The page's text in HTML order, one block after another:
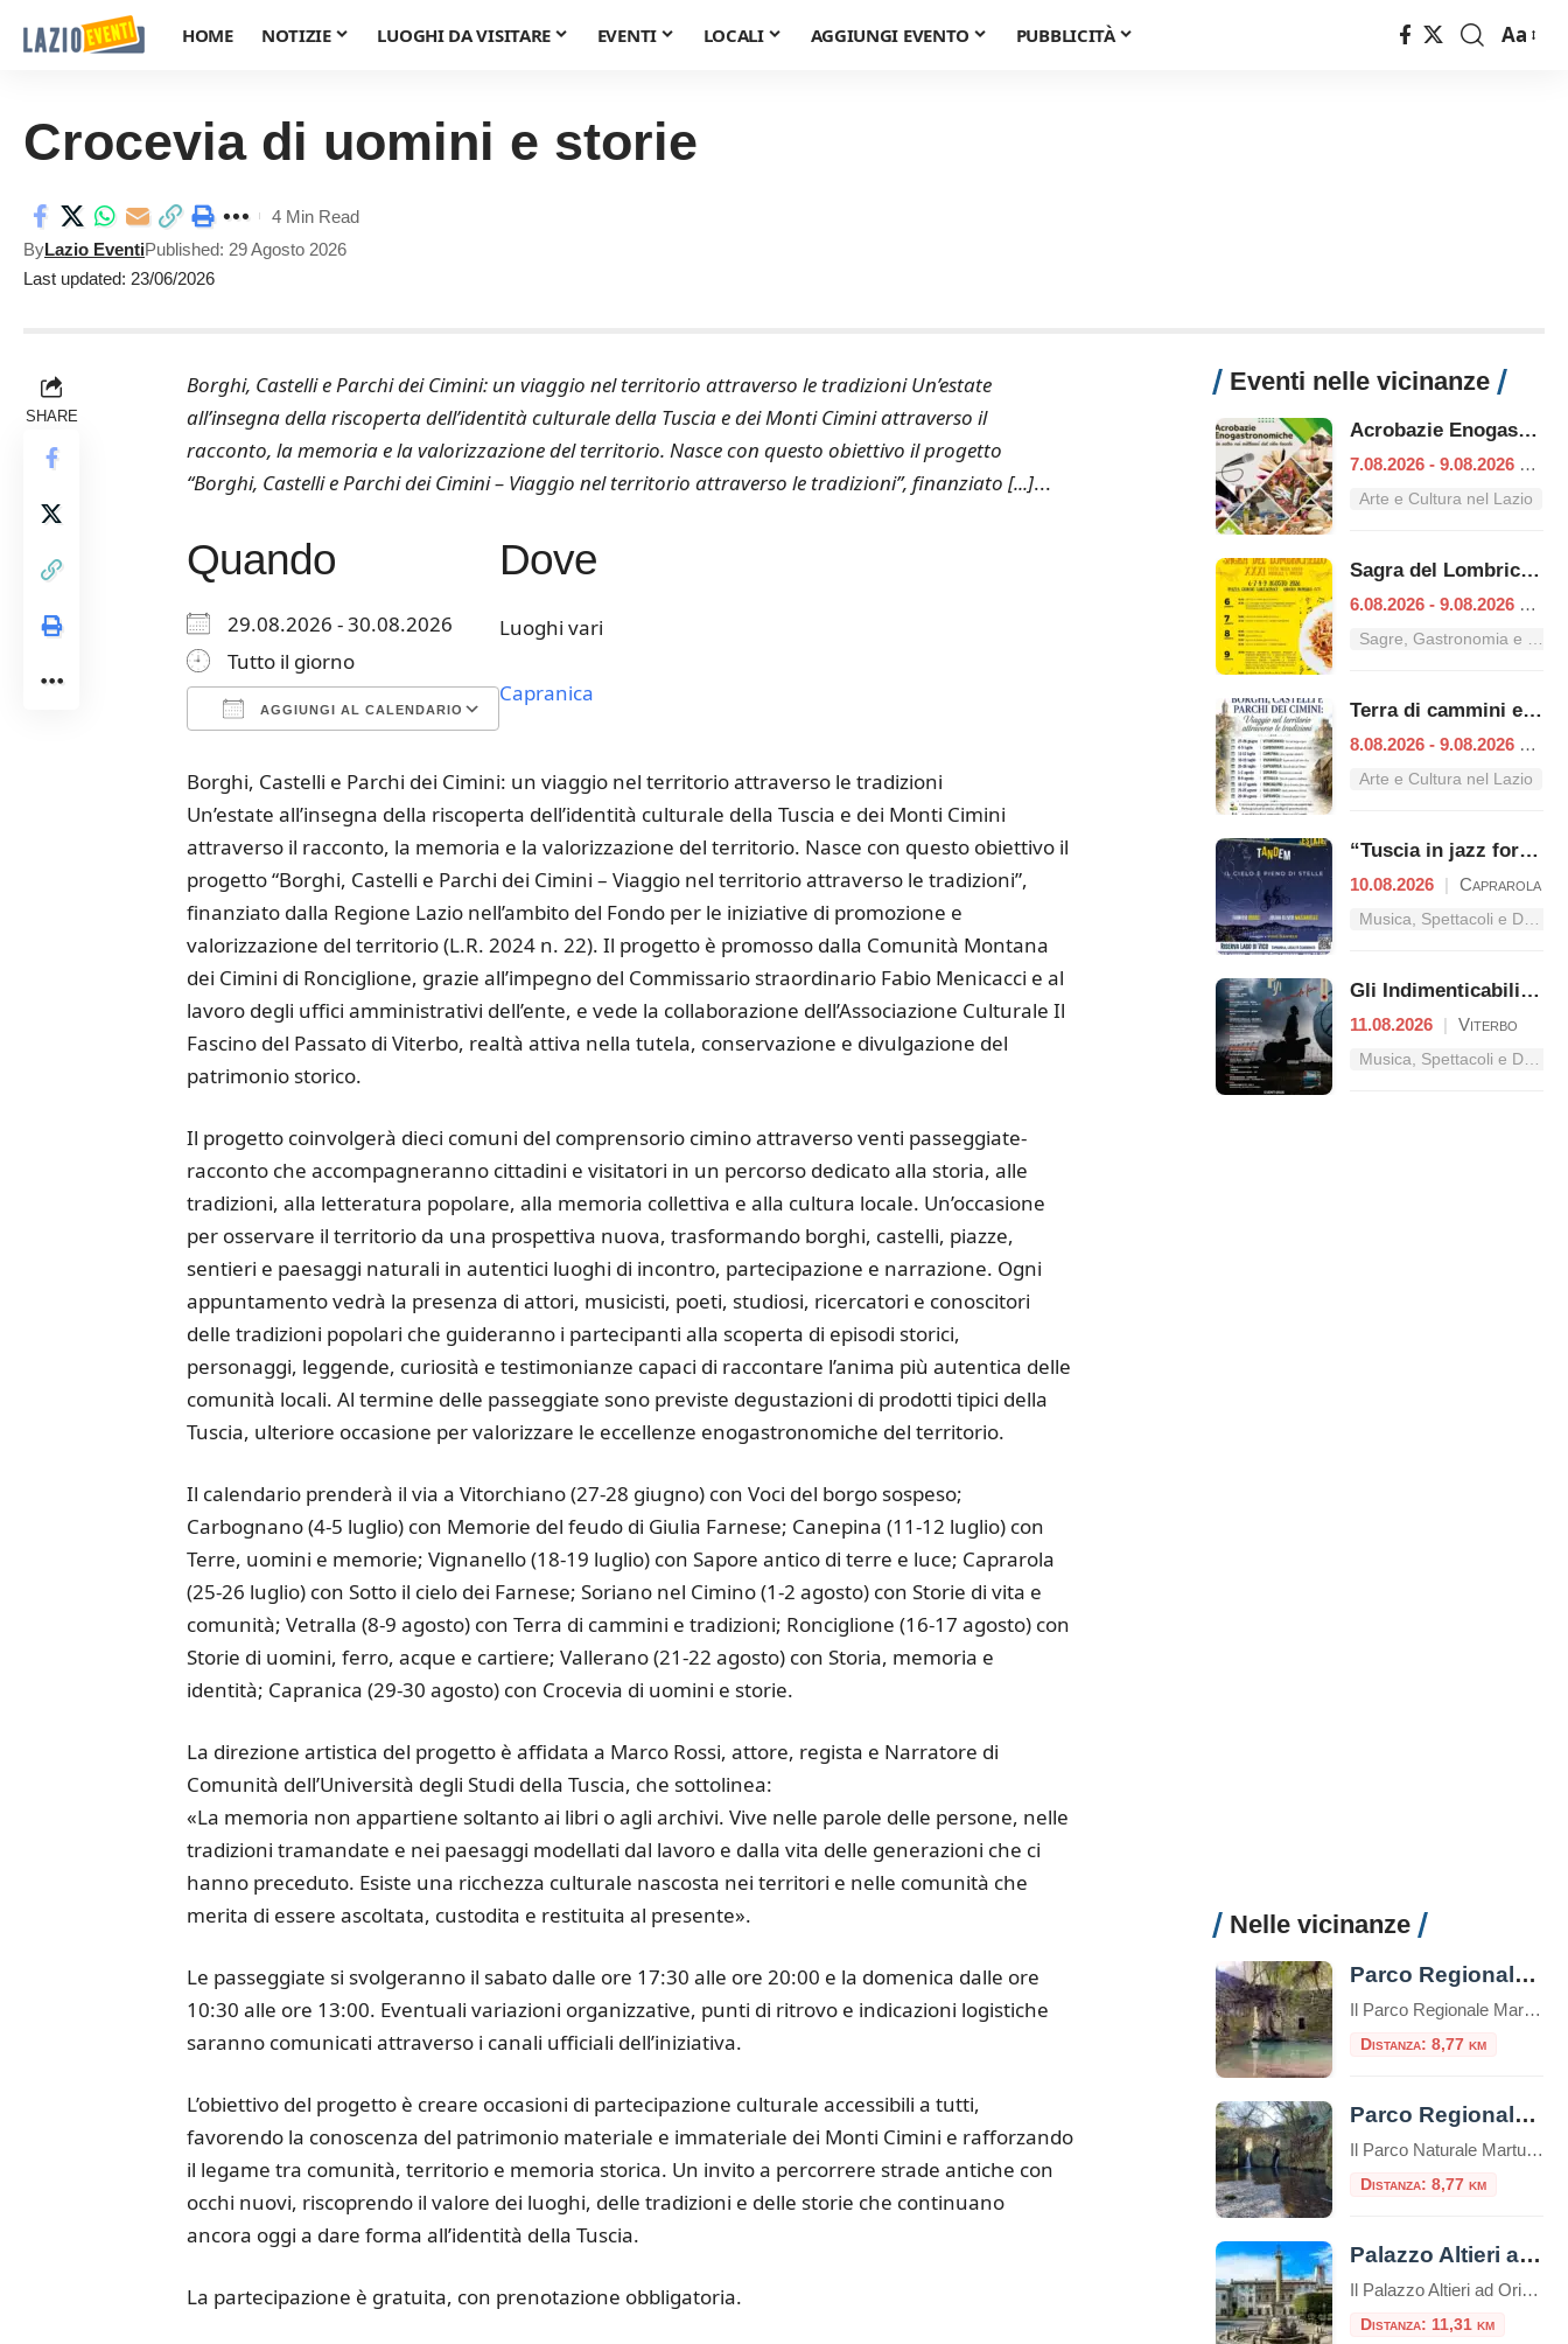
HOME NOTIZIE LUOGHI DA VISITARE EVENTI LOCALI AGGIUNGI EVENTO PUBBLICITÀ
Font
Aa
Crocevia di uomini e storie
Last updated: 23/06/2026
ByLazio EventiPublished: 29 Agosto 2026
4 Min Read
SHARE
Borghi, Castelli e Parchi dei Cimini: un viaggio nel territorio attraverso le tradizioni Un’estate
all’insegna della riscoperta dell’identità culturale della Tuscia e dei Monti Cimini attraverso il
racconto, la memoria e la valorizzazione del territorio. Nasce con questo obiettivo il progetto
“Borghi, Castelli e Parchi dei Cimini – Viaggio nel territorio attraverso le tradizioni”, finanziato [...]...
Quando
29.08.2026 - 30.08.2026
Tutto il giorno
AGGIUNGI AL CALENDARIO
Dove
Luoghi vari
Capranica
Borghi, Castelli e Parchi dei Cimini: un viaggio nel territorio attraverso le tradizioni
Un’estate all’insegna della riscoperta dell’identità culturale della Tuscia e dei Monti Cimini
attraverso il racconto, la memoria e la valorizzazione del territorio. Nasce con questo obiettivo il
progetto “Borghi, Castelli e Parchi dei Cimini – Viaggio nel territorio attraverso le tradizioni”,
finanziato dalla Regione Lazio nell’ambito del Fondo per le iniziative di promozione e
valorizzazione del territorio (L.R. 2024 n. 22). Il progetto è promosso dalla Comunità Montana
dei Cimini di Ronciglione, grazie all’impegno del Commissario straordinario Fabio Menicacci e al
lavoro degli uffici amministrativi dell’ente, e vede la collaborazione dell’Associazione Culturale Il
Fascino del Passato di Viterbo, realtà attiva nella tutela, conservazione e divulgazione del
patrimonio storico.
Il progetto coinvolgerà dieci comuni del comprensorio cimino attraverso venti passeggiate-
racconto che accompagneranno cittadini e visitatori in un percorso dedicato alla storia, alle
tradizioni, alla letteratura popolare, alla memoria collettiva e alla cultura locale. Un’occasione
per osservare il territorio da una prospettiva nuova, trasformando borghi, castelli, piazze,
sentieri e paesaggi naturali in autentici luoghi di incontro, partecipazione e narrazione. Ogni
appuntamento vedrà la presenza di attori, musicisti, poeti, studiosi, ricercatori e conoscitori
delle tradizioni popolari che guideranno i partecipanti alla scoperta di episodi storici,
personaggi, leggende, curiosità e testimonianze capaci di raccontare l’anima più autentica delle
comunità locali. Al termine delle passeggiate sono previste degustazioni di prodotti tipici della
Tuscia, ulteriore occasione per valorizzare le eccellenze enogastronomiche del territorio.
Il calendario prenderà il via a Vitorchiano (27-28 giugno) con Voci del borgo sospeso;
Carbognano (4-5 luglio) con Memorie del feudo di Giulia Farnese; Canepina (11-12 luglio) con
Terre, uomini e memorie; Vignanello (18-19 luglio) con Sapore antico di terre e luce; Caprarola
(25-26 luglio) con Sotto il cielo dei Farnese; Soriano nel Cimino (1-2 agosto) con Storie di vita e
comunità; Vetralla (8-9 agosto) con Terra di cammini e tradizioni; Ronciglione (16-17 agosto) con
Storie di uomini, ferro, acque e cartiere; Vallerano (21-22 agosto) con Storia, memoria e
identità; Capranica (29-30 agosto) con Crocevia di uomini e storie.
La direzione artistica del progetto è affidata a Marco Rossi, attore, regista e Narratore di
Comunità dell’Università degli Studi della Tuscia, che sottolinea:
«La memoria non appartiene soltanto ai libri o agli archivi. Vive nelle parole delle persone, nelle
tradizioni tramandate e nei paesaggi modellati dal lavoro e dalla vita delle generazioni che ci
hanno preceduto. Esiste una ricchezza culturale nascosta nei territori e nelle comunità che
merita di essere ascoltata, custodita e restituita al presente».
Le passeggiate si svolgeranno il sabato dalle ore 17:30 alle ore 20:00 e la domenica dalle ore
10:30 alle ore 13:00. Eventuali variazioni organizzative, punti di ritrovo e indicazioni logistiche
saranno comunicati attraverso i canali ufficiali dell’iniziativa.
L’obiettivo del progetto è creare occasioni di partecipazione culturale accessibili a tutti,
favorendo la conoscenza del patrimonio materiale e immateriale dei Monti Cimini e rafforzando
il legame tra comunità, territorio e memoria storica. Un invito a percorrere strade antiche con
occhi nuovi, riscoprendo il valore dei luoghi, delle tradizioni e delle storie che continuano
ancora oggi a dare forma all’identità della Tuscia.
La partecipazione è gratuita, con prenotazione obbligatoria.
Eventi nelle vicinanze
Acrobazie Enogastronomiche
7.08.2026 - 9.08.2026 |
Arte e Cultura nel Lazio
Sagra del Lombrichello
6.08.2026 - 9.08.2026 |
Sagre, Gastronomia e Tradizioni nel Lazio
Terra di cammini e tradizioni
8.08.2026 - 9.08.2026 |
Arte e Cultura nel Lazio
“Tuscia in jazz for Sla
10.08.2026 | Caprarola
Musica, Spettacoli e Danza nel Lazio
Gli Indimenticabili - Concerto pop
11.08.2026 | Viterbo
Musica, Spettacoli e Danza nel Lazio
Nelle vicinanze
Parco Regionale Marturanum
Il Parco Regionale Marturanum è oasi incontaminata situata nel comune di Barbarano Romano, nella Tuscia ViterbeseSi estende per circa 1240 ettari in zona collinare con a Nord Ovest i monti della Tolfa e i Monti Cimini a Est. Detto anche “il Parco degli Etruschi” conserva numerose testimonianze archeologiche legate agli Etruschi e ad altre popolazioni […]
Distanza: 8,77 km
Parco Regionale Marturanum
Il Parco Naturale Marturanum è sicuramente un luogo di straordinaria bellezza naturale. Offre paesaggi mozzafiato, tra cui colline verdi, fiori selvatici, corsi d’acqua cristallina e una varietà di fauna. Immerso nella natura, potrai goderti la pace e la tranquillità che solo luoghi come questo possono offrire. Questo parco è un tesoro di biodiversità, con una […]
Distanza: 8,77 km
Palazzo Altieri a Oriolo Romano
Il Palazzo Altieri ad Oriolo Romano è uno splendido esempio di architettura italiana che riflette la grandezza e l’eleganza della regione. Situato su una collina circondata da campi lussureggianti e dolci colline, il palazzo è uno spettacolo mozzafiato.L’imponente facciata è caratterizzata da colonne svettanti, dettagliati lavori in pietra e un grande balcone che offre un’ampia […]
Distanza: 11,31 km